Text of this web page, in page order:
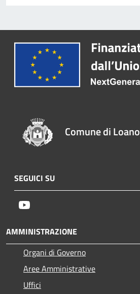
Comune di Loano
SEGUICI SU
AMMINISTRAZIONE
Organi di Governo
Aree Amministrative
Uffici